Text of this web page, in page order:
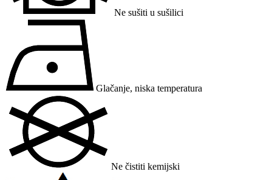
Ne sušiti u sušilici
Glačanje, niska temperatura
Ne čistiti kemijski